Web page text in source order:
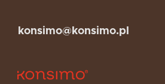
konsimo@konsimo.pl